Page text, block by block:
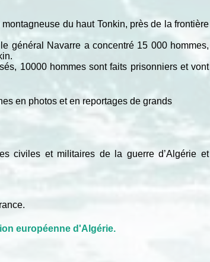
du haut Tonkin, près de la frontière
général Navarre a concentré 15 000 hommes,
10000 hommes sont faits prisonniers et vont
en photos et en reportages de grands
civiles et militaires de la guerre d’Algérie et
européenne d'Algérie.